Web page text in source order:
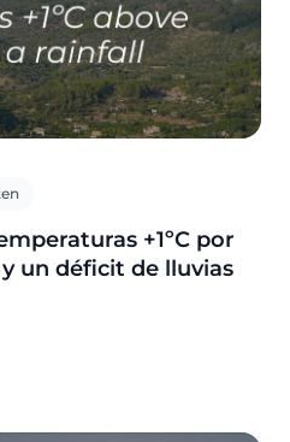
+1ºC por
un déficit de lluvias